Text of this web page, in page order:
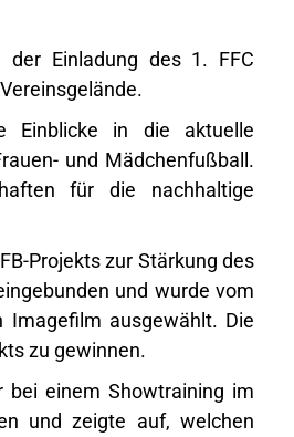
der Einladung des 1. FFC
Einblicke in die aktuelle
und Mädchenfußball.
für die nachhaltige
Projekts zur Stärkung des
und wurde vom
Imagefilm ausgewählt. Die
zu gewinnen.
bei einem Showtraining im
und zeigte auf, welchen